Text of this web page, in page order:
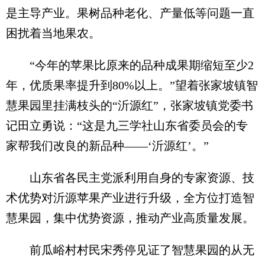
是主导产业。果树品种老化、产量低等问题一直
困扰着当地果农。
“今年的苹果比原来的品种成果期缩短至少2
年，优质果率提升到80%以上。”望着张家坡镇智
慧果园里挂满枝头的“沂源红”，张家坡镇党委书
记田立勇说：“这是九三学社山东省委员会的专
家帮我们改良的新品种——‘沂源红’。”
山东省各民主党派利用自身的专家资源、技
术优势对沂源苹果产业进行升级，全方位打造智
慧果园，集中优势资源，推动产业高质量发展。
前瓜峪村村民宋秀停见证了智慧果园的从无